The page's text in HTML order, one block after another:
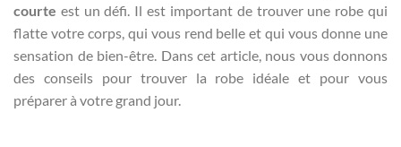
courte est un défi. Il est important de trouver une robe qui
flatte votre corps, qui vous rend belle et qui vous donne une
sensation de bien-être. Dans cet article, nous vous donnons
des conseils pour trouver la robe idéale et pour vous
préparer à votre grand jour.